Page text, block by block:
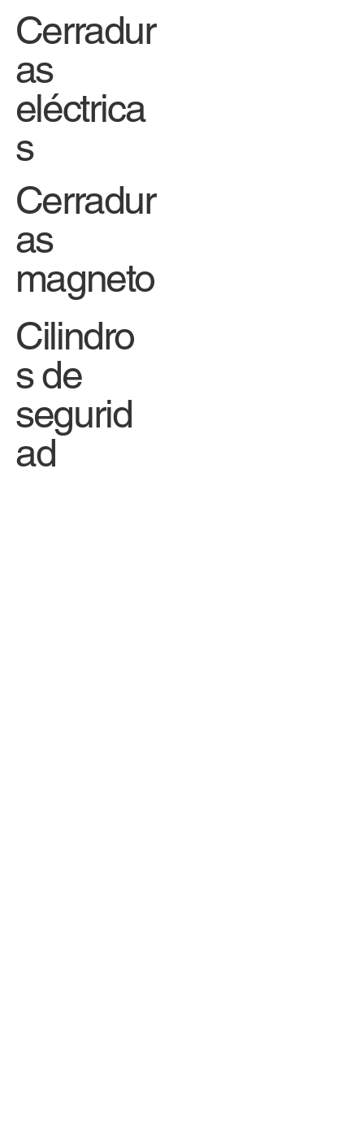
Cerradur
as
eléctrica
s
Cerradur
as
magneto
Cilindro
s de
segurid
ad